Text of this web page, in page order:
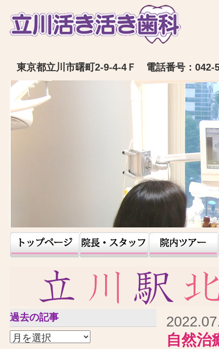
東京都立川市曙町2-9-4-4Ｆ 電話番号：042-
過去の記事
自然治